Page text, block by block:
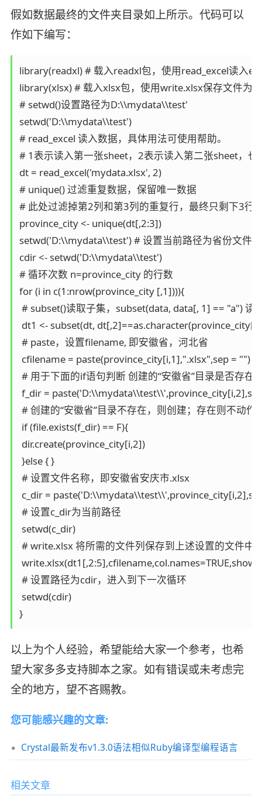
假如数据最终的文件夹目录如上所示。代码可以
作如下编写：
library(readxl) # 载入readxl包，使用read_excel读入
library(xlsx) # 载入xlsx包，使用write.xlsx保存文件为
# setwd()设置路径为D:\\mydata\\test'
setwd('D:\\mydata\\test')
# read_excel 读入数据，具体用法可使用帮助。
# 1表示读入第一张sheet，2表示读入第二张sheet，
dt = read_excel('mydata.xlsx', 2)
# unique() 过滤重复数据，保留唯一数据
# 此处过滤掉第2列和第3列的重复行，最终只剩下3行
province_city <- unique(dt[,2:3])
setwd('D:\\mydata\\test') # 设置当前路径为省份文件
cdir <- setwd('D:\\mydata\\test')
# 循环次数 n=province_city 的行数
for (i in c(1:nrow(province_city [,1]))){
# subset()读取子集，subset(data, data[, 1] == "a") 读
dt1 <- subset(dt,
# paste，设置filename, 即安徽省，河北省
cfilename = paste(province_city[i,1],".xlsx",sep = "")
# 用于下面的if语句判断 创建的“安徽省”目录是否存在
f_dir =
# 创建的“安徽省”目录不存在，则创建；存在则不动作.
if (file.exists(f_dir) == F){
dir.create(province_city[i,2])
}else { }
# 设置文件名称，即安徽省安庆市.xlsx
c_dir =
# 设置c_dir为当前路径
setwd(c_dir)
# write.xlsx 将所需的文件列保存到上述设置的文件中
# 设置路径为cdir，进入到下一次循环
setwd(cdir)
以上为个人经验，希望能给大家一个参考，也希
望大家多多支持脚本之家。如有错误或未考虑完
全的地方，望不吝赐教。
您可能感兴趣的文章:
Crystal最新发布v1.3.0语法相似Ruby编译型编程语言
相关文章